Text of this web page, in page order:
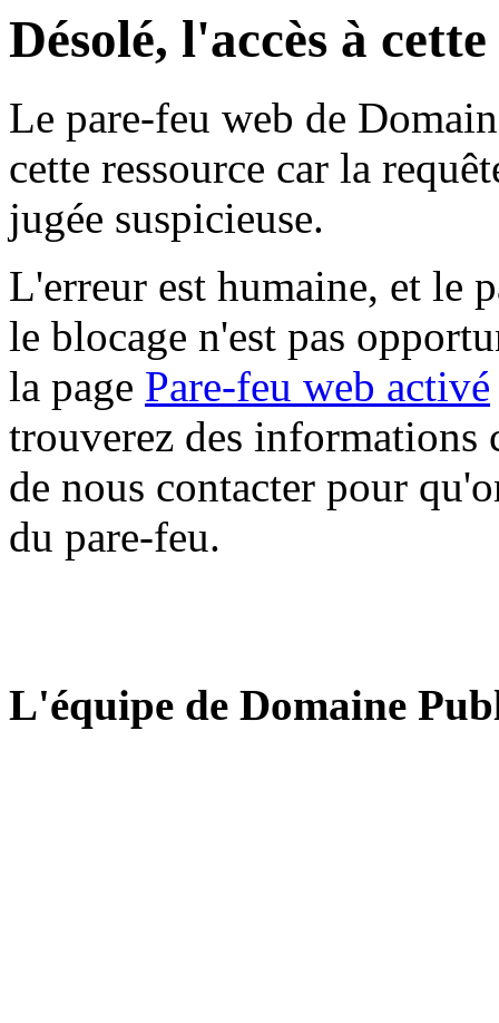
Désolé, l'accès à
Le pare-feu web de
cette ressource car la
jugée suspicieuse.
L'erreur est humaine, et le
le blocage n'est pas
la page Pare-feu web activé
trouverez des informations
de nous contacter pour
du pare-feu.
L'équipe de Domaine